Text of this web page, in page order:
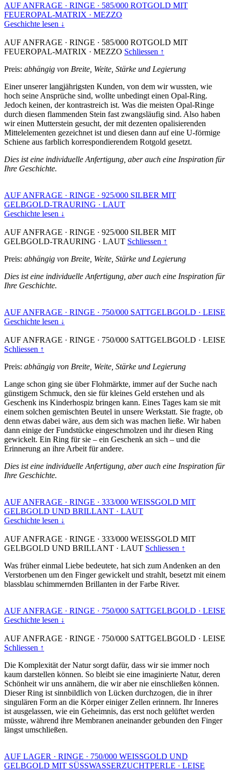
AUF ANFRAGE · RINGE · 585/000 ROTGOLD MIT
FEUEROPAL-MATRIX · MEZZO
Geschichte lesen ↓
AUF ANFRAGE · RINGE · 585/000 ROTGOLD MIT
FEUEROPAL-MATRIX · MEZZO Schliessen ↑
Preis: abhängig von Breite, Weite, Stärke und Legierung
Einer unserer langjährigsten Kunden, von dem wir wussten, wie
hoch seine Ansprüche sind, wollte unbedingt einen Opal-Ring.
Jedoch keinen, der kontrastreich ist. Was die meisten Opal-Ringe
durch diesen flammenden Stein fast zwangsläufig sind. Also haben
wir einen Mutterstein gesucht, der mit dezenten opalisierenden
Mittelelementen gezeichnet ist und diesen dann auf eine U-förmige
Schiene aus farblich korrespondierendem Rotgold gesetzt.
Dies ist eine individuelle Anfertigung, aber auch eine Inspiration für
Ihre Geschichte.
AUF ANFRAGE · RINGE · 925/000 SILBER MIT
GELBGOLD-TRAURING · LAUT
Geschichte lesen ↓
AUF ANFRAGE · RINGE · 925/000 SILBER MIT
GELBGOLD-TRAURING · LAUT Schliessen ↑
Preis: abhängig von Breite, Weite, Stärke und Legierung
Dies ist eine individuelle Anfertigung, aber auch eine Inspiration für
Ihre Geschichte.
AUF ANFRAGE · RINGE · 750/000 SATTGELBGOLD · LEISE
Geschichte lesen ↓
AUF ANFRAGE · RINGE · 750/000 SATTGELBGOLD · LEISE
Schliessen ↑
Preis: abhängig von Breite, Weite, Stärke und Legierung
Lange schon ging sie über Flohmärkte, immer auf der Suche nach
günstigem Schmuck, den sie für kleines Geld erstehen und als
Geschenk ins Kinderhospiz bringen kann. Eines Tages kam sie mit
einem solchen gemischten Beutel in unsere Werkstatt. Sie fragte, ob
denn etwas dabei wäre, aus dem sich was machen ließe. Wir haben
dann einige der Fundstücke eingeschmolzen und ihr diesen Ring
gewickelt. Ein Ring für sie – ein Geschenk an sich – und die
Erinnerung an ihre Arbeit für andere.
Dies ist eine individuelle Anfertigung, aber auch eine Inspiration für
Ihre Geschichte.
AUF ANFRAGE · RINGE · 333/000 WEISSGOLD MIT
GELBGOLD UND BRILLANT · LAUT
Geschichte lesen ↓
AUF ANFRAGE · RINGE · 333/000 WEISSGOLD MIT
GELBGOLD UND BRILLANT · LAUT Schliessen ↑
Was früher einmal Liebe bedeutete, hat sich zum Andenken an den
Verstorbenen um den Finger gewickelt und strahlt, besetzt mit einem
blassblau schimmernden Brillanten in der Farbe River.
AUF ANFRAGE · RINGE · 750/000 SATTGELBGOLD · LEISE
Geschichte lesen ↓
AUF ANFRAGE · RINGE · 750/000 SATTGELBGOLD · LEISE
Schliessen ↑
Die Komplexität der Natur sorgt dafür, dass wir sie immer noch
kaum darstellen können. So bleibt sie eine imaginierte Natur, deren
Schönheit wir uns annähern, die wir aber nie einschließen können.
Dieser Ring ist sinnbildlich von Lücken durchzogen, die in ihrer
singulären Form an die Körper einiger Zellen erinnern. Ihr Inneres
ist ausgelassen, wie ein Geheimnis, das erst noch gelüftet werden
müsste, während ihre Membranen aneinander gebunden den Finger
längst umschließen.
AUF LAGER · RINGE · 750/000 WEISSGOLD UND
GELBGOLD MIT SÜSSWASSERZUCHTPERLE · LEISE